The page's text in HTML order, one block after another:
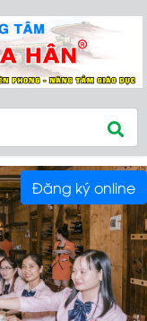
Đăng ký online